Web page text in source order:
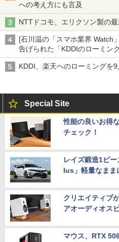
への考え方にも言及
NTTドコモ、エリクソン製の
[石川温の「スマホ業界 Watch
告げられた「KDDIのローミン
穴と楽天モバイルの課題
KDDI、楽天へのローミングを9
Special Site
性能の良いお得
チェック！
レイズ鍛造1ピ
lus」軽量なまま
クリエイティブ
アオーディオス
マウス、RTX